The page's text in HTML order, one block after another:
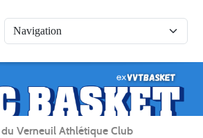
Verneuil Athlétique Club